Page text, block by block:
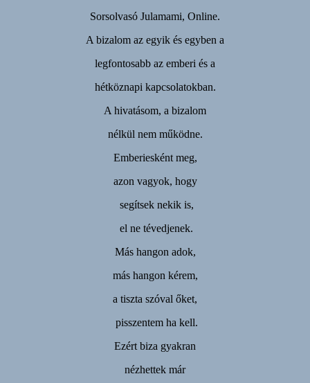
Sorsolvasó Julamami, Online.
A bizalom az egyik és egyben a
legfontosabb az emberi és a
hétköznapi kapcsolatokban.
A hivatásom, a bizalom
nélkül nem működne.
Emberiesként meg,
azon vagyok, hogy
segítsek nekik is,
el ne tévedjenek.
Más hangon adok,
más hangon kérem,
a tiszta szóval őket,
pisszentem ha kell.
Ezért biza gyakran
nézhettek már